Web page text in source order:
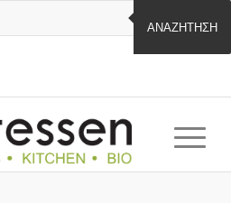
ΑΝΑΖΉΤΗΣΗ